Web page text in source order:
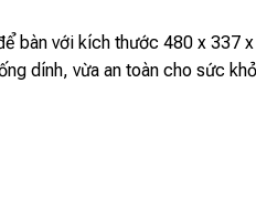
bàn với kích thước 480 x 337
dính, vừa an toàn cho sức